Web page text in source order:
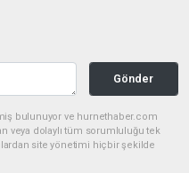
Gönder
bulunuyor ve hurnethaber.com
veya dolaylı tüm sorumluluğu tek
site yönetimi hiçbir şekilde